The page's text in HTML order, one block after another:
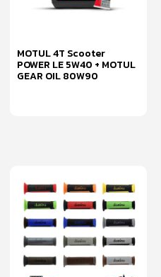
MOTUL 4T Scooter
POWER LE 5W40 + MOTUL
GEAR OIL 80W90